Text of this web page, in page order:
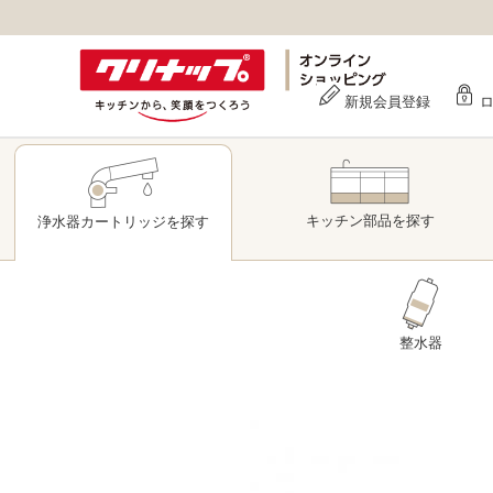
新規会員登録
浄水器カートリッジを探す キッチン部品を探す
整水器